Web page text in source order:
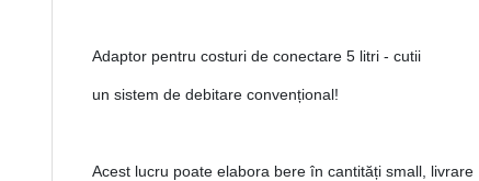
Adaptor pentru costuri de conectare 5 litri - cutii
un sistem de debitare convențional!
Acest lucru poate elabora bere în cantități small, livrare